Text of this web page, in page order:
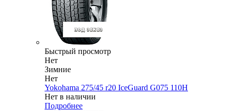
Быстрый просмотр
Нет
Зимние
Нет
Yokohama 275/45 r20 IceGuard G075 110H
Нет в наличии
Подробнее